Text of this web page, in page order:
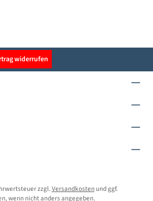
widerrufen
zzgl. Versandkostenund ggf.
wenn nicht anders angegeben.